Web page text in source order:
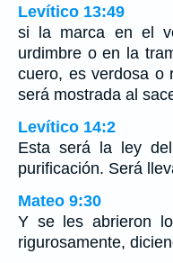
Levítico 13:49
si la marca en el
urdimbre o en la
cuero, es verdosa o
será mostrada al
Levítico 14:2
Esta será la ley
purificación. Será
Mateo 9:30
Y se les abrieron
rigurosamente,